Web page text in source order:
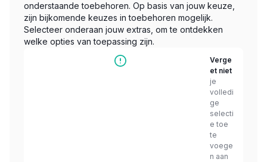
onderstaande toebehoren. Op basis van jouw keuze,
zijn bijkomende keuzes in toebehoren mogelijk.
Selecteer onderaan jouw extras, om te ontdekken
welke opties van toepassing zijn.
Verge
et niet
je
volledi
ge
selecti
e toe
te
voege
n aan